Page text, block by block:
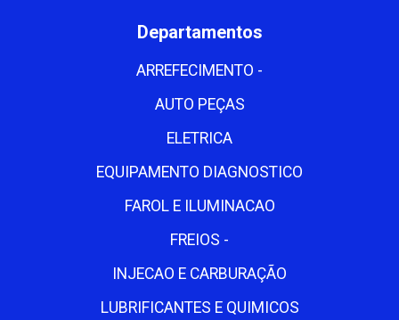
Departamentos
ARREFECIMENTO -
AUTO PEÇAS
ELETRICA
EQUIPAMENTO DIAGNOSTICO
FAROL E ILUMINACAO
FREIOS -
INJECAO E CARBURAÇÃO
LUBRIFICANTES E QUIMICOS